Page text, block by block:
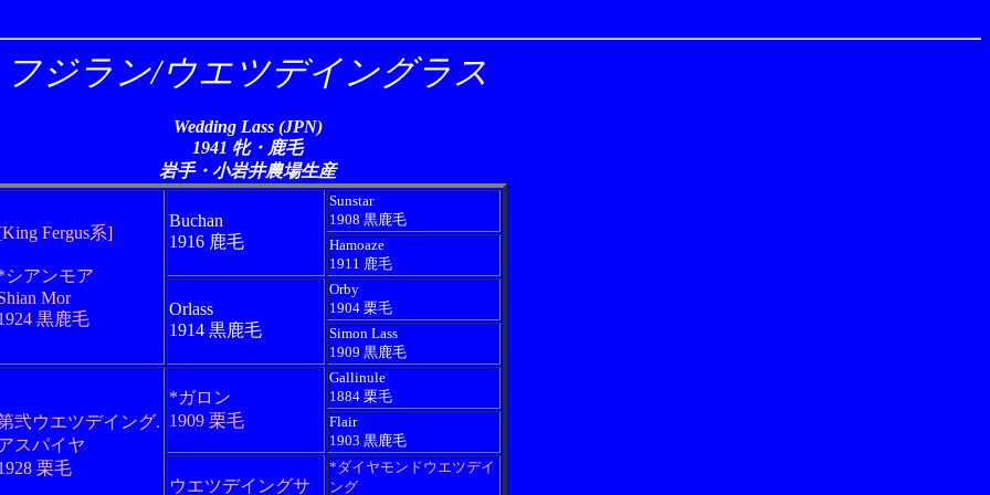
フジラン/ウエツデイングラス
Wedding Lass (JPN)
1941 牝・鹿毛
岩手・小岩井農場生産
Fergus系]
シアンモア
Mor
黒鹿毛
Buchan
1916 鹿毛
Sunstar
1908 黒鹿毛
Hamoaze
1911 鹿毛
Orlass
1914 黒鹿毛
Orby
1904 栗毛
Simon Lass
1909 黒鹿毛
弐ウエツデイング.
スパイヤ
栗毛
*ガロン
1909 栗毛
Gallinule
1884 栗毛
Flair
1903 黒鹿毛
ウエツデイングサ
*ダイヤモンドウエツデイ
ング